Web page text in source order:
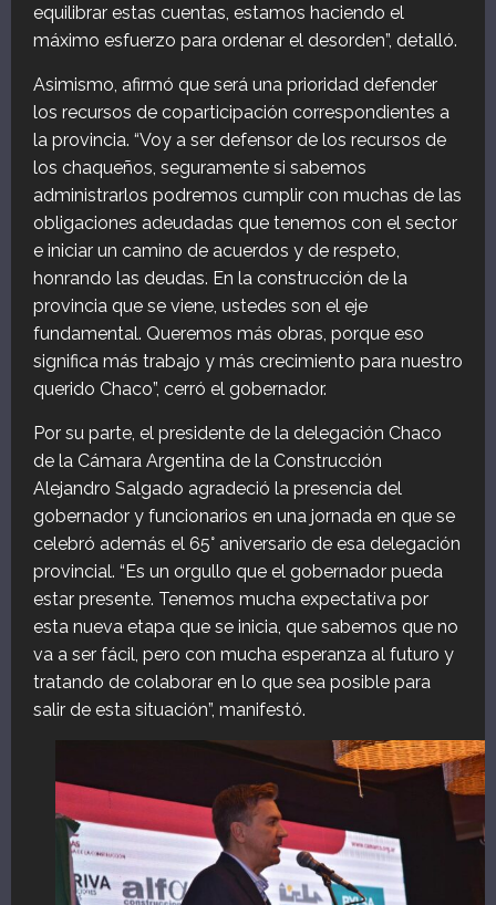
equilibrar estas cuentas, estamos haciendo el
máximo esfuerzo para ordenar el desorden”, detalló.
Asimismo, afirmó que será una prioridad defender
los recursos de coparticipación correspondientes a
la provincia. “Voy a ser defensor de los recursos de
los chaqueños, seguramente si sabemos
administrarlos podremos cumplir con muchas de las
obligaciones adeudadas que tenemos con el sector
e iniciar un camino de acuerdos y de respeto,
honrando las deudas. En la construcción de la
provincia que se viene, ustedes son el eje
fundamental. Queremos más obras, porque eso
significa más trabajo y más crecimiento para nuestro
querido Chaco”, cerró el gobernador.
Por su parte, el presidente de la delegación Chaco
de la Cámara Argentina de la Construcción
Alejandro Salgado agradeció la presencia del
gobernador y funcionarios en una jornada en que se
celebró además el 65° aniversario de esa delegación
provincial. “Es un orgullo que el gobernador pueda
estar presente. Tenemos mucha expectativa por
esta nueva etapa que se inicia, que sabemos que no
va a ser fácil, pero con mucha esperanza al futuro y
tratando de colaborar en lo que sea posible para
salir de esta situación”, manifestó.